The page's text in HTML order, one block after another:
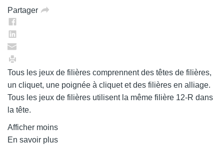
Partager
Tous les jeux de filières comprennent des têtes de filières,
un cliquet, une poignée à cliquet et des filières en alliage.
Tous les jeux de filières utilisent la même filière 12-R dans
la tête.
Afficher moins
En savoir plus